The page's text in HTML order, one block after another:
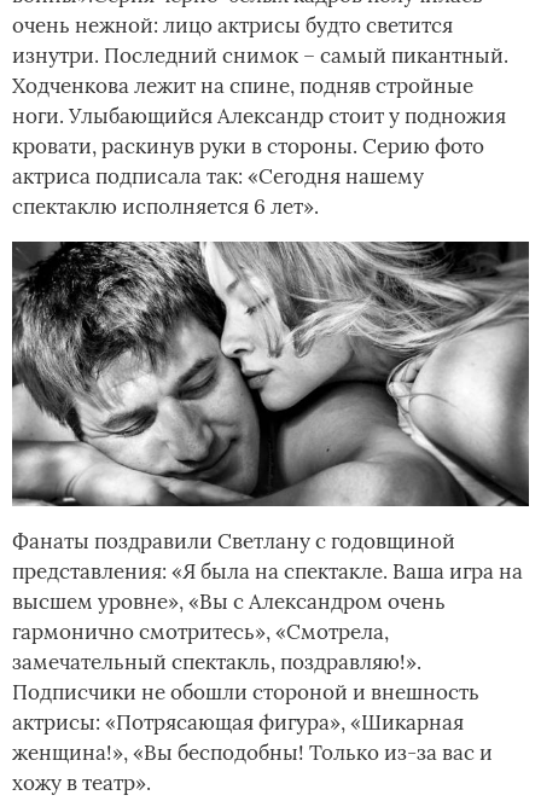
очень нежной: лицо актрисы будто светится
изнутри. Последний снимок – самый пикантный.
Ходченкова лежит на спине, подняв стройные
ноги. Улыбающийся Александр стоит у подножия
кровати, раскинув руки в стороны. Серию фото
актриса подписала так: «Сегодня нашему
спектаклю исполняется 6 лет».
Фанаты поздравили Светлану с годовщиной
представления: «Я была на спектакле. Ваша игра на
высшем уровне», «Вы с Александром очень
гармонично смотритесь», «Смотрела,
замечательный спектакль, поздравляю!».
Подписчики не обошли стороной и внешность
актрисы: «Потрясающая фигура», «Шикарная
женщина!», «Вы бесподобны! Только из-за вас и
хожу в театр».